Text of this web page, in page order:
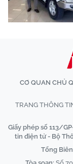
CƠ QUAN CHỦ
TRANG THÔNG
Giấy phép số 113/
tin điện tử - Bộ
Tổng